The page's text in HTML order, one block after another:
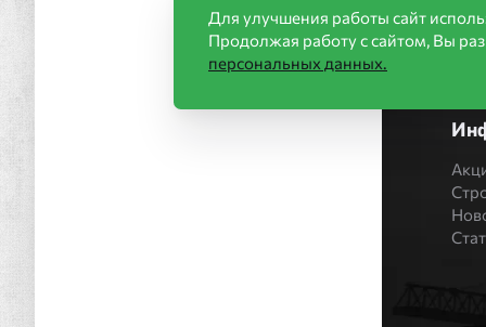
Для улучшения работы сайт
Продолжая работу с сайтом, Вы
персональных данных.